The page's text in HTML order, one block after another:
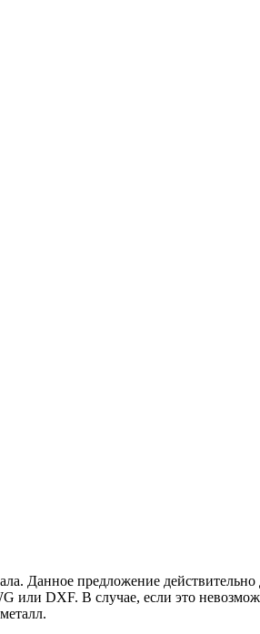
Данное предложение
или DXF. В случае, если это
металл.